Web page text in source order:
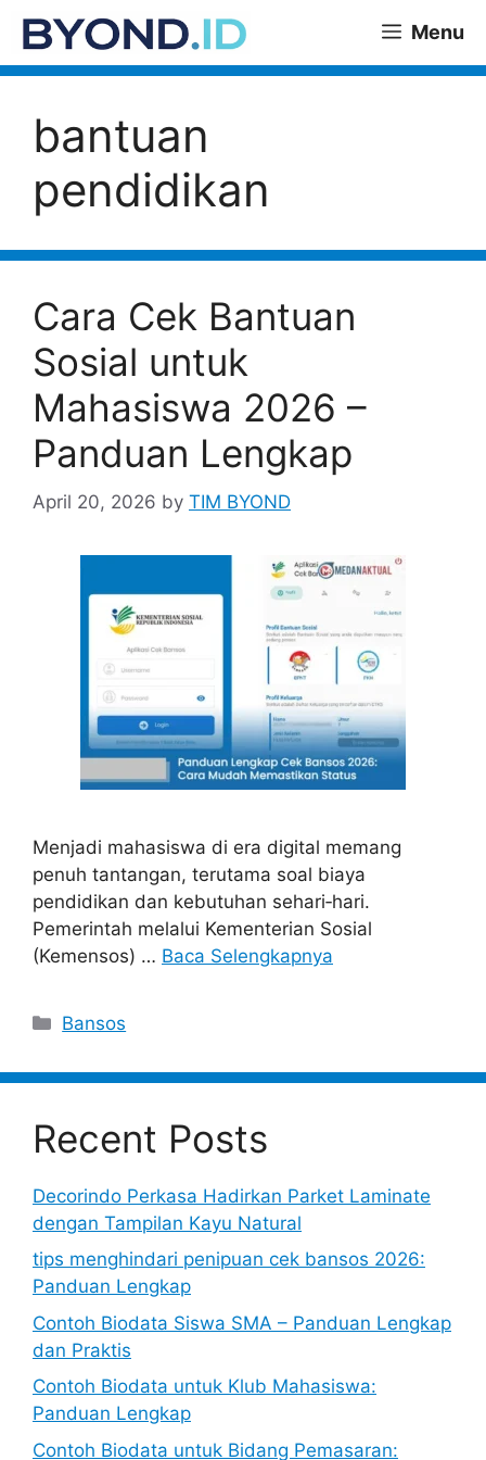
content
Menu
bantuan
pendidikan
Cara Cek Bantuan
Sosial untuk
Mahasiswa 2026 –
Panduan Lengkap
April 20, 2026 by TIM BYOND
Menjadi mahasiswa di era digital memang
penuh tantangan, terutama soal biaya
pendidikan dan kebutuhan sehari‑hari.
Pemerintah melalui Kementerian Sosial
(Kemensos) … Baca Selengkapnya
Categories
Bansos
Recent Posts
Decorindo Perkasa Hadirkan Parket Laminate
dengan Tampilan Kayu Natural
tips menghindari penipuan cek bansos 2026:
Panduan Lengkap
Contoh Biodata Siswa SMA – Panduan Lengkap
dan Praktis
Contoh Biodata untuk Klub Mahasiswa:
Panduan Lengkap
Contoh Biodata untuk Bidang Pemasaran: